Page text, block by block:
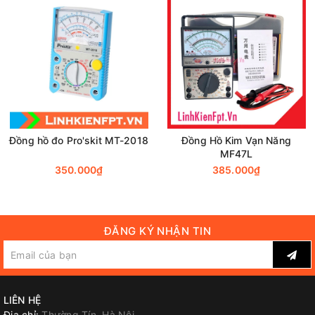
Đồng hồ đo Pro'skit MT-2018
350.000₫
Đồng Hồ Kim Vạn Năng
MF47L
385.000₫
ĐĂNG KÝ NHẬN TIN
LIÊN HỆ